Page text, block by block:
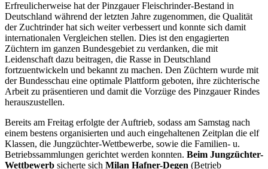
Erfreulicherweise hat der Pinzgauer Fleischrinder-Bestand in
Deutschland während der letzten Jahre zugenommen, die Qualität
der Zuchtrinder hat sich weiter verbessert und konnte sich damit
internationalen Vergleichen stellen. Dies ist den engagierten
Züchtern im ganzen Bundesgebiet zu verdanken, die mit
Leidenschaft dazu beitragen, die Rasse in Deutschland
fortzuentwickeln und bekannt zu machen. Den Züchtern wurde mit
der Bundesschau eine optimale Plattform geboten, ihre züchterische
Arbeit zu präsentieren und damit die Vorzüge des Pinzgauer Rindes
herauszustellen.
Bereits am Freitag erfolgte der Auftrieb, sodass am Samstag nach
einem bestens organisierten und auch eingehaltenen Zeitplan die elf
Klassen, die Jungzüchter-Wettbewerbe, sowie die Familien- u.
Betriebssammlungen gerichtet werden konnten. Beim Jungzüchter-
Wettbewerb sicherte sich Milan Hafner-Degen (Betrieb